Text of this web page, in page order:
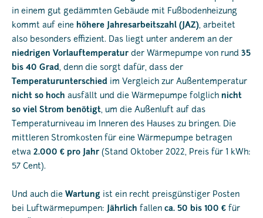
in einem gut gedämmten Gebäude mit Fußbodenheizung
kommt auf eine höhere Jahresarbeitszahl (JAZ), arbeitet
also besonders effizient. Das liegt unter anderem an der
niedrigen Vorlauftemperatur der Wärmepumpe von rund 35
bis 40 Grad, denn die sorgt dafür, dass der
Temperaturunterschied im Vergleich zur Außentemperatur
nicht so hoch ausfällt und die Wärmepumpe folglich nicht
so viel Strom benötigt, um die Außenluft auf das
Temperaturniveau im Inneren des Hauses zu bringen. Die
mittleren Stromkosten für eine Wärmepumpe betragen
etwa 2.000 € pro Jahr (Stand Oktober 2022, Preis für 1 kWh:
57 Cent).
Und auch die Wartung ist ein recht preisgünstiger Posten
bei Luftwärmepumpen: Jährlich fallen ca. 50 bis 100 € für